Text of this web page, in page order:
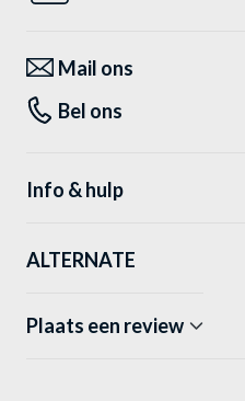
Mail ons
Bel ons
Info & hulp
ALTERNATE
Plaats een review